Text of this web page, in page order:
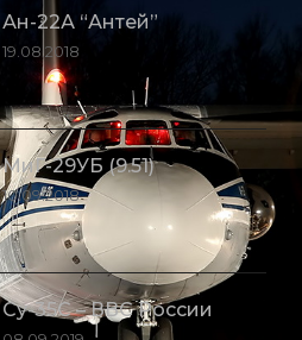
Ан-22А “Антей”
19.08.2018
МиГ-29УБ (9.51)
10.09.2018
Су-35С – ВВС России